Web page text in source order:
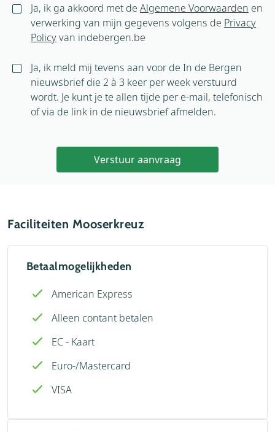
Ja, ik ga akkoord met de Algemene Voorwaarden en
verwerking van mijn gegevens volgens de Privacy
Policyvan indebergen.be
Ja, ik meld mij tevens aan voor de In de Bergen
nieuwsbrief die 2 à 3 keer per week verstuurd
wordt. Je kunt je te allen tijde per e-mail, telefonisch
of via de link in de nieuwsbrief afmelden.
Verstuur aanvraag
Faciliteiten Mooserkreuz
Betaalmogelijkheden
American Express
Alleen contant betalen
EC - Kaart
Euro-/Mastercard
VISA